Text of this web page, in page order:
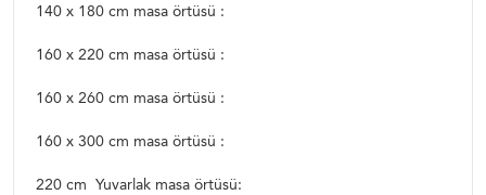
140 x 180 cm masa örtüsü :
160 x 220 cm masa örtüsü :
160 x 260 cm masa örtüsü :
160 x 300 cm masa örtüsü :
220 cm Yuvarlak masa örtüsü: